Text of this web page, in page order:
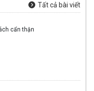
Tất cả bài viết
cẩn thận